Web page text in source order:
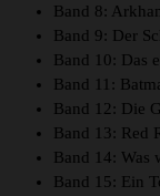
Band 8:
Band 9: Der
Band 10: Das
Band 11:
Band 12: Die
Band 13: Red
Band 14: Was
Band 15: Ein